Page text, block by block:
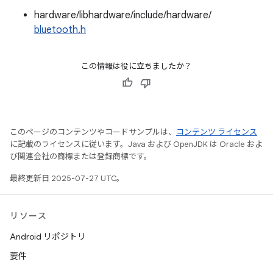
hardware/libhardware/include/hardware/
bluetooth.h
この情報は役に立ちましたか？
このページのコンテンツやコードサンプルは、
コンテンツ ライセンス
に記載のライセンスに従います。Java および OpenJDK は Oracle およ
び関連会社の商標または登録商標です。
最終更新日 2025-07-27 UTC。
リソース
Android リポジトリ
要件